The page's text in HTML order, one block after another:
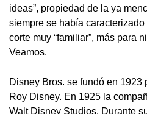
ideas”, propiedad de la ya
siempre se había
corte muy “familiar”, más para
Veamos.
Disney Bros. se fundó en 1923
Roy Disney. En 1925 la
Walt Disney Studios. Durante